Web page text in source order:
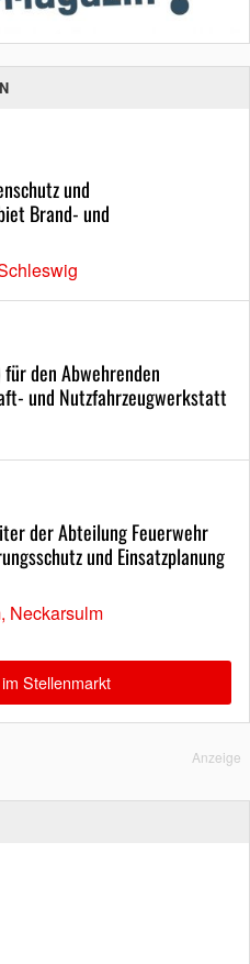
und
Brand- und
den Abwehrenden
und Nutzfahrzeugwerkstatt
der Abteilung Feuerwehr
und Einsatzplanung
Neckarsulm
Stellenmarkt
Anzeige